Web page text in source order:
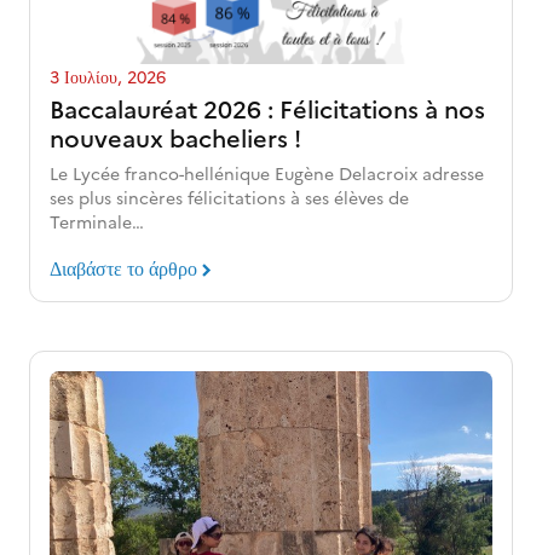
Baccalauréat 2026 : Félicitations à nos
nouveaux bacheliers !
3 Ιουλίου, 2026
Le Lycée franco-hellénique Eugène Delacroix adresse
ses plus sincères félicitations à ses élèves de
Terminale…
Διαβάστε το άρθρο